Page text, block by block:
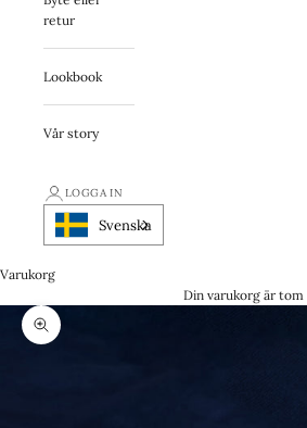
retur
Lookbook
Vår story
LOGGA IN
Svenska
Varukorg
Din varukorg är tom
Zooma